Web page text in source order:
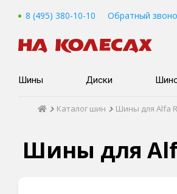
8 (495) 380-10-10 Обратный
Шины Диски
Каталог шин Шины для Alfa
Шины для